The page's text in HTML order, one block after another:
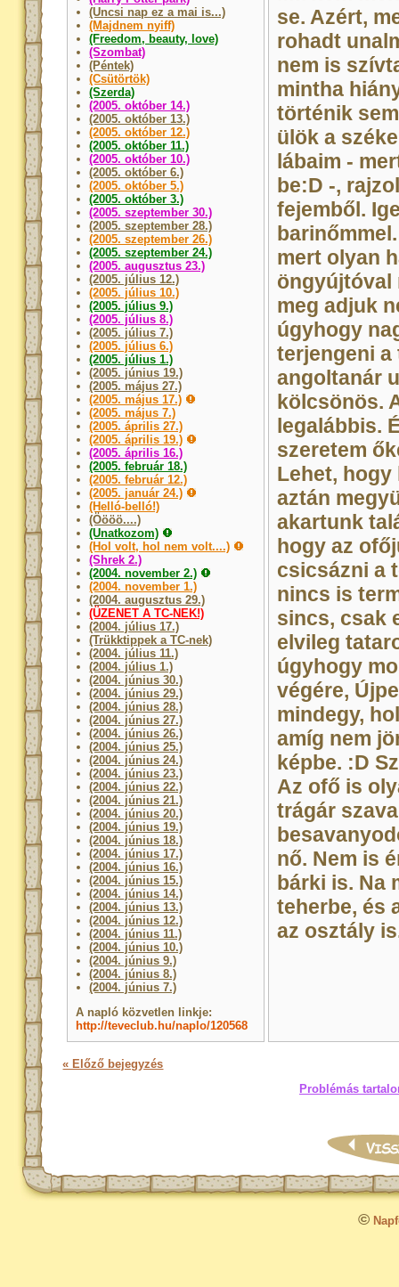
(Uncsi nap ez a mai is...)
(Majdnem nyiff)
(Freedom, beauty, love)
(Szombat)
(Péntek)
(Csütörtök)
(Szerda)
(2005. október 14.)
(2005. október 13.)
(2005. október 12.)
(2005. október 11.)
(2005. október 10.)
(2005. október 6.)
(2005. október 5.)
(2005. október 3.)
(2005. szeptember 30.)
(2005. szeptember 28.)
(2005. szeptember 26.)
(2005. szeptember 24.)
(2005. augusztus 23.)
(2005. július 12.)
(2005. július 10.)
(2005. július 9.)
(2005. július 8.)
(2005. július 7.)
(2005. július 6.)
(2005. július 1.)
(2005. június 19.)
(2005. május 27.)
(2005. május 17.)
(2005. május 7.)
(2005. április 27.)
(2005. április 19.)
(2005. április 16.)
(2005. február 18.)
(2005. február 12.)
(2005. január 24.)
(Helló-belló!)
(Öööö....)
(Unatkozom)
(Hol volt, hol nem volt....)
(Shrek 2.)
(2004. november 2.)
(2004. november 1.)
(2004. augusztus 29.)
(ÜZENET A TC-NEK!)
(2004. július 17.)
(Trükktippek a TC-nek)
(2004. július 11.)
(2004. július 1.)
(2004. június 30.)
(2004. június 29.)
(2004. június 28.)
(2004. június 27.)
(2004. június 26.)
(2004. június 25.)
(2004. június 24.)
(2004. június 23.)
(2004. június 22.)
(2004. június 21.)
(2004. június 20.)
(2004. június 19.)
(2004. június 18.)
(2004. június 17.)
(2004. június 16.)
(2004. június 15.)
(2004. június 14.)
(2004. június 13.)
(2004. június 12.)
(2004. június 11.)
(2004. június 10.)
(2004. június 9.)
(2004. június 8.)
(2004. június 7.)
A napló közvetlen linkje:
http://teveclub.hu/naplo/120568
se. Azért,
rohadt
nem is
mintha
történik
ülök a
lábaim -
be:D -,
fejemből.
mert olyan
öngyújtóval
meg adjuk
úgyhogy
terjengeni a
angoltanár
kölcsönös.
legalábbis.
szeretem
Lehet,
aztán
akartunk
hogy az
csicsázni a
nincs is
sincs, csak
elvileg
úgyhogy
végére,
mindegy,
amíg nem
képbe. :D
Az ofő is
trágár
nő. Nem is
bárki is. Na
teherbe, és
az osztály
« Előző bejegyzés
Problémás
©